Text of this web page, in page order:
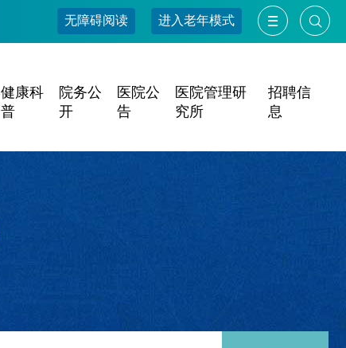
无障碍阅读 进入老年模式
健康科
普
院务公
开
医院公
告
医院管理研
究所
招聘信
息